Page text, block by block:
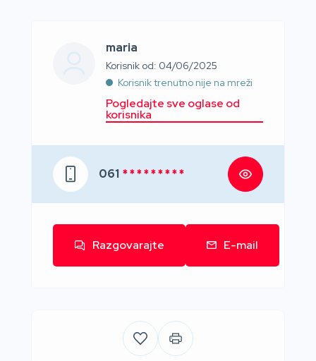
maria
Korisnik od: 04/06/2025
Korisnik trenutno nije na mreži
Pogledajte sve oglase od
korisnika
061 * * * * * * * * *
Razgovarajte E-mail